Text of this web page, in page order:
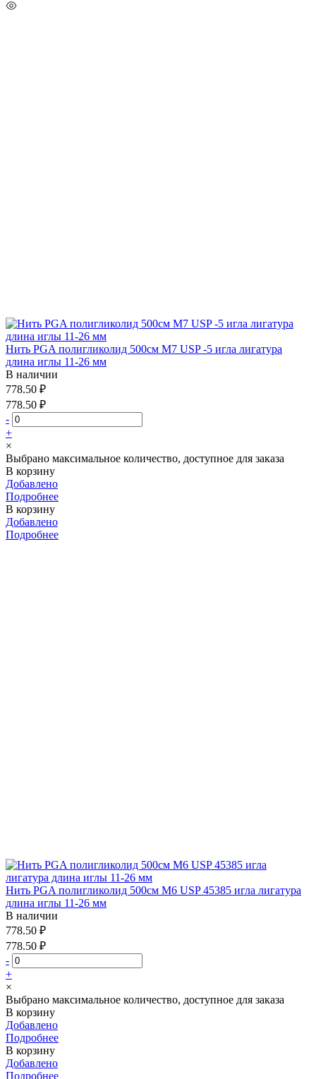
Нить PGA полигликолид 500см М7 USP -5 игла лигатура
длина иглы 11-26 мм
В наличии
778.50 ₽
778.50 ₽
-
+
×
Выбрано максимальное количество, доступное для заказа
В корзину
Добавлено
Подробнее
В корзину
Добавлено
Подробнее
Нить PGA полигликолид 500см М6 USP 45385 игла лигатура
длина иглы 11-26 мм
В наличии
778.50 ₽
778.50 ₽
-
+
×
Выбрано максимальное количество, доступное для заказа
В корзину
Добавлено
Подробнее
В корзину
Добавлено
Подробнее